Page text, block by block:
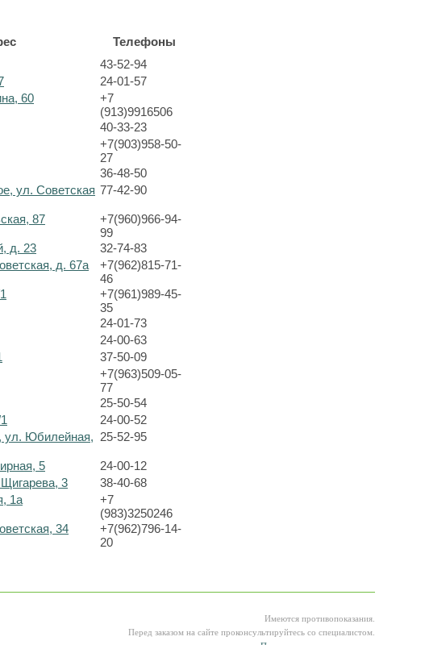
Телефоны
43-52-94
24-01-57
60
+7
(913)9916506
40-33-23
+7(903)958-50-
27
36-48-50
ул. Советская 77-42-90
87
+7(960)966-94-
99
д. 23
32-74-83
д. 67а
+7(962)815-71-
46
+7(961)989-45-
35
24-01-73
24-00-63
37-50-09
+7(963)509-05-
77
25-50-54
24-00-52
ул. Юбилейная, 25-52-95
5
24-00-12
3
38-40-68
1а
+7
(983)3250246
34
+7(962)796-14-
20
Имеются противопоказания.
Перед заказом на сайте проконсультируйтесь со специалистом.